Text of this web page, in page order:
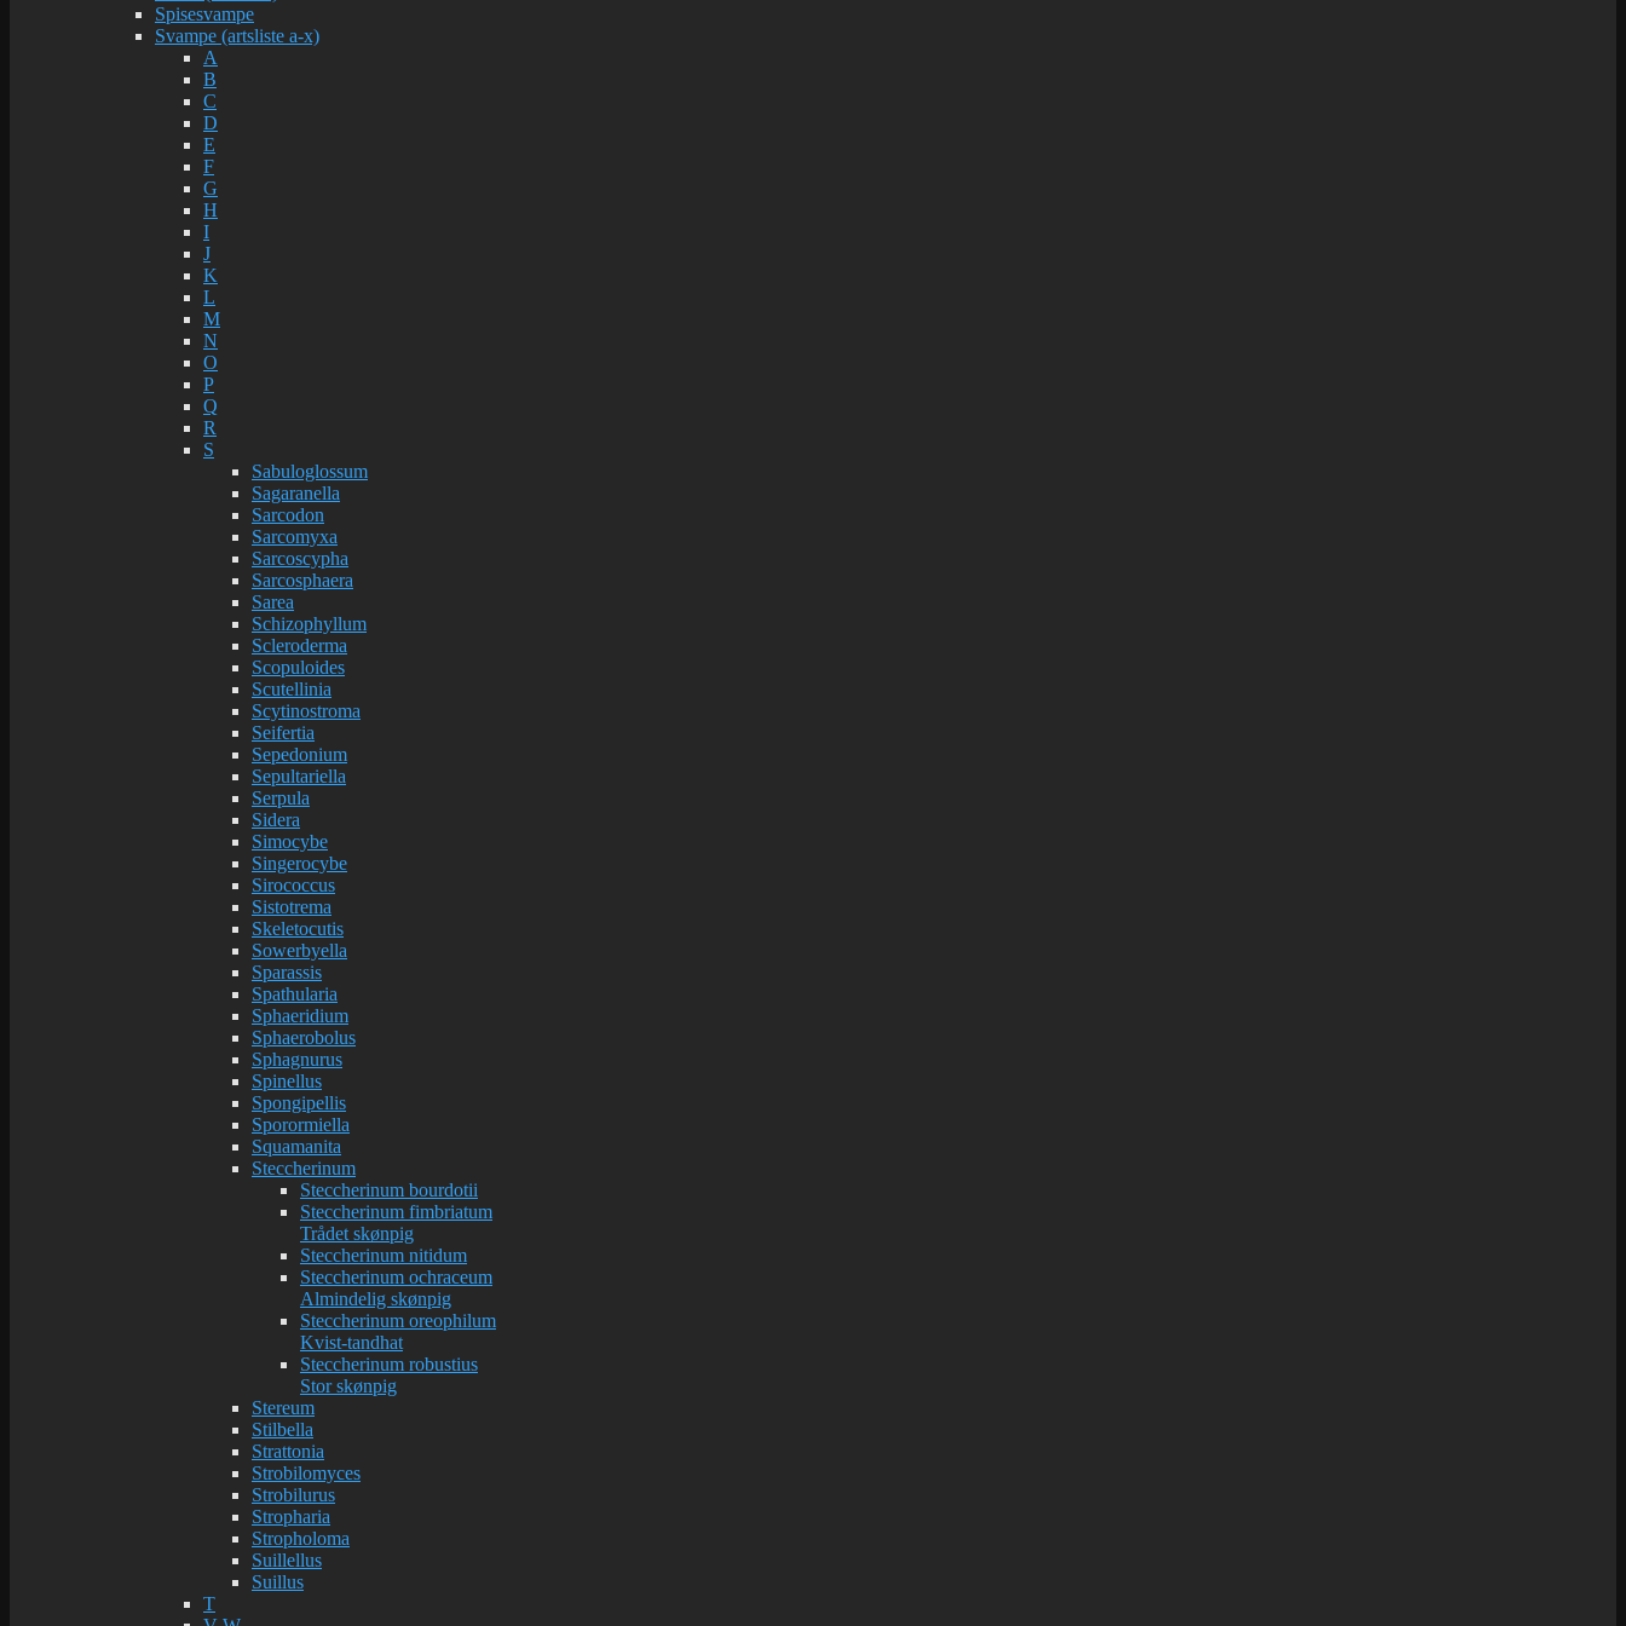
Spisesvampe
Svampe (artsliste a-x)
A
B
C
D
E
F
G
H
I
J
K
L
M
N
O
P
Q
R
S
Sabuloglossum
Sagaranella
Sarcodon
Sarcomyxa
Sarcoscypha
Sarcosphaera
Sarea
Schizophyllum
Scleroderma
Scopuloides
Scutellinia
Scytinostroma
Seifertia
Sepedonium
Sepultariella
Serpula
Sidera
Simocybe
Singerocybe
Sirococcus
Sistotrema
Skeletocutis
Sowerbyella
Sparassis
Spathularia
Sphaeridium
Sphaerobolus
Sphagnurus
Spinellus
Spongipellis
Sporormiella
Squamanita
Steccherinum
Steccherinum bourdotii
Steccherinum fimbriatum
Trådet skønpig
Steccherinum nitidum
Steccherinum ochraceum
Almindelig skønpig
Steccherinum oreophilum
Kvist-tandhat
Steccherinum robustius
Stor skønpig
Stereum
Stilbella
Strattonia
Strobilomyces
Strobilurus
Stropharia
Stropholoma
Suillellus
Suillus
T